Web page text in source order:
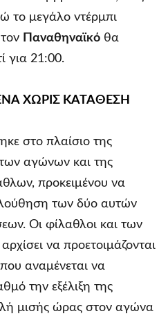
το μεγάλο ντέρμπι
Παναθηναϊκό θα
για 21:00.
ΧΩΡΙΣ ΚΑΤΑΘΕΣΗ
στο πλαίσιο της
αγώνων και της
προκειμένου να
των δύο αυτών
Οι φίλαθλοι και των
να προετοιμάζονται
αναμένεται να
την εξέλιξη της
μισής ώρας στον αγώνα